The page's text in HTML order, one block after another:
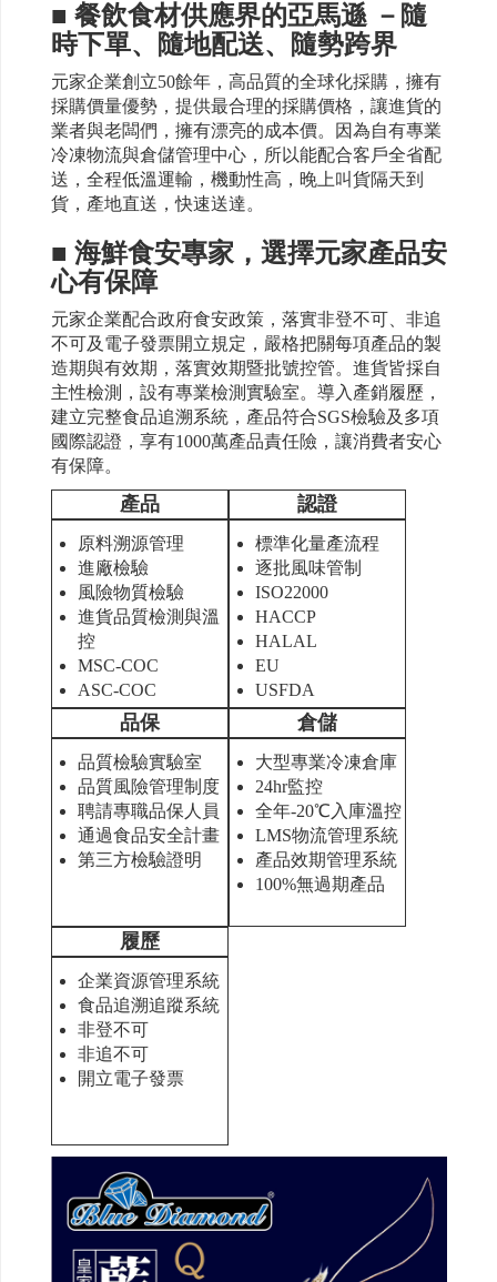
■ 餐飲食材供應界的亞馬遜 －隨
時下單、隨地配送、隨勢跨界
元家企業創立50餘年，高品質的全球化採購，擁有
採購價量優勢，提供最合理的採購價格，讓進貨的
業者與老闆們，擁有漂亮的成本價。因為自有專業
冷凍物流與倉儲管理中心，所以能配合客戶全省配
送，全程低溫運輸，機動性高，晚上叫貨隔天到
貨，產地直送，快速送達。
■ 海鮮食安專家，選擇元家產品安
心有保障
元家企業配合政府食安政策，落實非登不可、非追
不可及電子發票開立規定，嚴格把關每項產品的製
造期與有效期，落實效期暨批號控管。進貨皆採自
主性檢測，設有專業檢測實驗室。導入產銷履歷，
建立完整食品追溯系統，產品符合SGS檢驗及多項
國際認證，享有1000萬產品責任險，讓消費者安心
有保障。
產品
原料溯源管理
進廠檢驗
風險物質檢驗
進貨品質檢測與溫
控
MSC-COC
ASC-COC
認證
標準化量產流程
逐批風味管制
ISO22000
HACCP
HALAL
EU
USFDA
品保
品質檢驗實驗室
品質風險管理制度
聘請專職品保人員
通過食品安全計畫
第三方檢驗證明
倉儲
大型專業冷凍倉庫
24hr監控
全年-20℃入庫溫控
LMS物流管理系統
產品效期管理系統
100%無過期產品
履歷
企業資源管理系統
食品追溯追蹤系統
非登不可
非追不可
開立電子發票